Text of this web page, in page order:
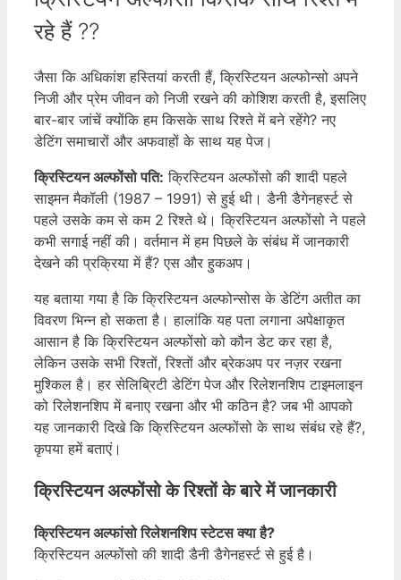
रहे हैं ??
जैसा कि अधिकांश हस्तियां करती हैं, क्रिस्टियन अल्फोन्सो अपने
निजी और प्रेम जीवन को निजी रखने की कोशिश करती है, इसलिए
बार-बार जांचें क्योंकि हम किसके साथ रिश्ते में बने रहेंगे? नए
डेटिंग समाचारों और अफवाहों के साथ यह पेज।
क्रिस्टियन अल्फोंसो पति: क्रिस्टियन अल्फोंसो की शादी पहले
साइमन मैकॉली (1987 – 1991) से हुई थी। डैनी डैगेनहर्स्ट से
पहले उसके कम से कम 2 रिश्ते थे। क्रिस्टियन अल्फोंसो ने पहले
कभी सगाई नहीं की। वर्तमान में हम पिछले के संबंध में जानकारी
देखने की प्रक्रिया में हैं? एस और हुकअप।
यह बताया गया है कि क्रिस्टियन अल्फोन्सोस के डेटिंग अतीत का
विवरण भिन्न हो सकता है। हालांकि यह पता लगाना अपेक्षाकृत
आसान है कि क्रिस्टियन अल्फोंसो को कौन डेट कर रहा है,
लेकिन उसके सभी रिश्तों, रिश्तों और ब्रेकअप पर नज़र रखना
मुश्किल है। हर सेलिब्रिटी डेटिंग पेज और रिलेशनशिप टाइमलाइन
को रिलेशनशिप में बनाए रखना और भी कठिन है? जब भी आपको
यह जानकारी दिखे कि क्रिस्टियन अल्फोंसो के साथ संबंध रहे हैं?,
कृपया हमें बताएं।
क्रिस्टियन अल्फोंसो के रिश्तों के बारे में जानकारी
क्रिस्टियन अल्फांसो रिलेशनशिप स्टेटस क्या है?
क्रिस्टियन अल्फोंसो की शादी डैनी डैगेनहर्स्ट से हुई है।